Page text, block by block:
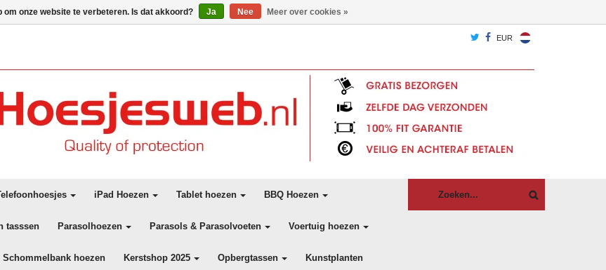
EUR
iPad Hoezen Tablet hoezen BBQ Hoezen
tasssen Parasolhoezen Parasols & Parasolvoeten Voertuig hoezen
Schommelbank hoezen Kerstshop 2025 Opbergtassen Kunstplanten
om onze website te verbeteren. Is dat akkoord? Ja Nee Meer over cookies »